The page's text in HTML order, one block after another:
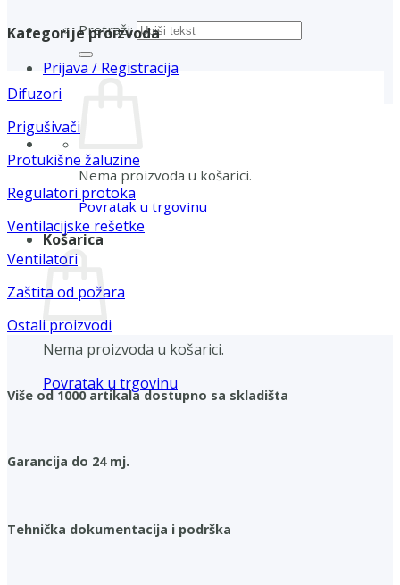
Pretraži:
Prijava / Registracija
Nema proizvoda u košarici.
Povratak u trgovinu
Košarica
Nema proizvoda u košarici.
Povratak u trgovinu
Kategorije proizvoda
Difuzori
Prigušivači
Protukišne žaluzine
Regulatori protoka
Ventilacijske rešetke
Ventilatori
Zaštita od požara
Ostali proizvodi
Više od 1000 artikala dostupno sa skladišta
Garancija do 24 mj.
Tehnička dokumentacija i podrška